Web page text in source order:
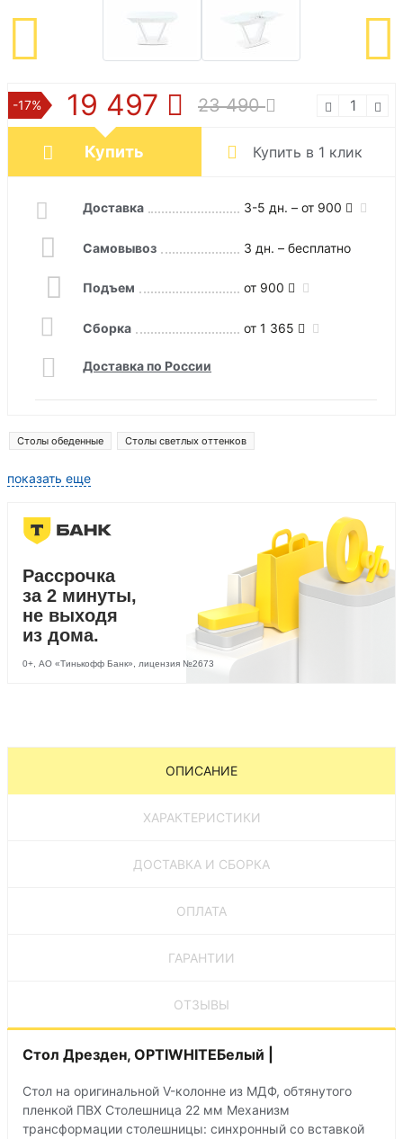
-17% 19 497 23 490
Купить Купить в 1 клик
Доставка 3-5 дн. – от 900
Самовывоз 3 дн. – бесплатно
Подъем от 900
Сборка от 1 365
Доставка по России
Столы обеденные Столы светлых оттенков
показать еще
Рассрочка
за 2 минуты,
не выходя
из дома.
0+, АО «Тинькофф Банк», лицензия №2673
ОПИСАНИЕ
ХАРАКТЕРИСТИКИ
ДОСТАВКА И СБОРКА
ОПЛАТА
ГАРАНТИИ
ОТЗЫВЫ
Стол Дрезден, OPTIWHITEБелый |
Стол на оригинальной V-колонне из МДФ, обтянутого
пленкой ПВХ Столешница 22 мм Механизм
трансформации столешницы: синхронный со вставкой